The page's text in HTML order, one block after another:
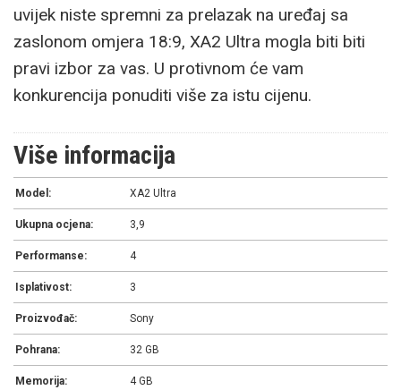
uvijek niste spremni za prelazak na uređaj sa
zaslonom omjera 18:9, XA2 Ultra mogla biti biti
pravi izbor za vas. U protivnom će vam
konkurencija ponuditi više za istu cijenu.
Više informacija
Model: XA2 Ultra
Ukupna ocjena: 3,9
Performanse: 4
Isplativost: 3
Proizvođač: Sony
Pohrana: 32 GB
Memorija: 4 GB